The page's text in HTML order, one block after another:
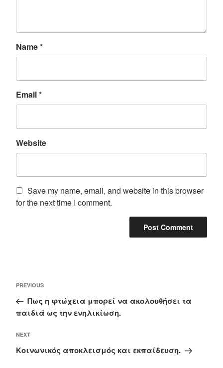
Name*
Email*
Website
Save my name, email, and website in this browser
for the next time I comment.
Post
navigation
Previous
Post
PREVIOUS
Πως η φτώχεια μπορεί να ακολουθήσει τα
παιδιά ως την ενηλικίωση.
Next
Post
NEXT
Κοινωνικός αποκλεισμός και εκπαίδευση.